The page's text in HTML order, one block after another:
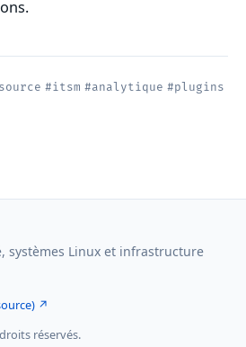
#itsm #analytique #plugins
systèmes Linux et infrastructure
↗
réservés.